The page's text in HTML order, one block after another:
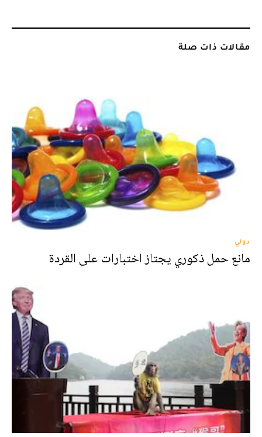
مقالات ذات صلة
دولي
مانع حمل ذكوري يجتاز اختبارات على القردة